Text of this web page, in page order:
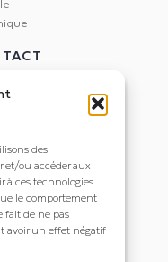
des
et/ou accéder aux
à ces technologies
le comportement
fait de ne pas
avoir un effet négatif
Docteur Marmonnier
Villard Bonnot
4 56 85 82 20